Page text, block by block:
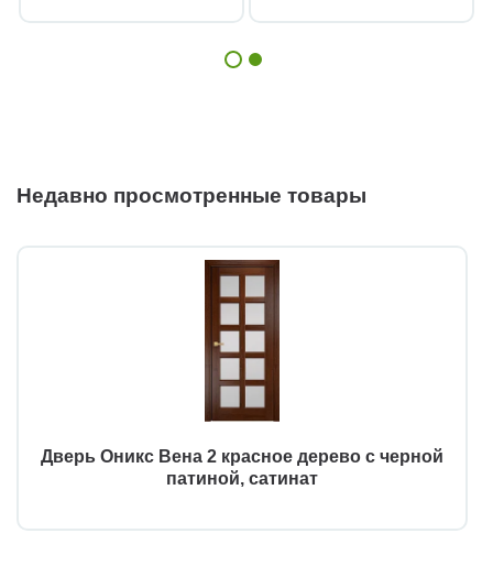
Недавно просмотренные товары
Дверь Оникс Вена 2 красное дерево с черной
патиной, сатинат